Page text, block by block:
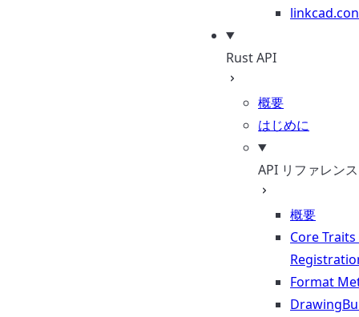
Rust API
概要
はじめに
API リファレンス
概要
Core
Format